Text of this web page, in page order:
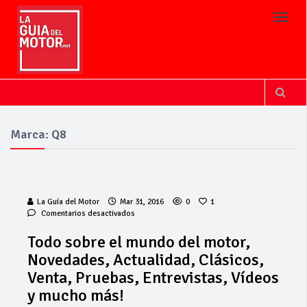
Marca: Q8
La Guía del Motor Mar 31, 2016 0
1
Comentarios desactivados
el
mundo
del
motor,
Todo sobre el mundo del motor,
Novedades, Actualidad, Clásicos,
Venta, Pruebas, Entrevistas, Vídeos
y mucho más!